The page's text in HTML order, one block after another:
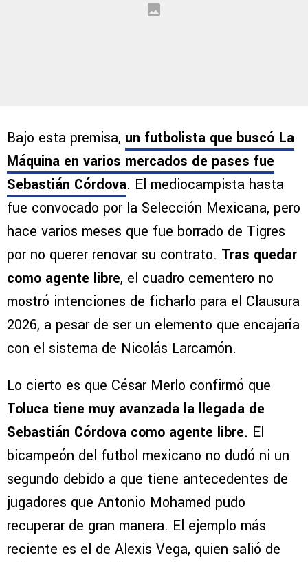
Bajo esta premisa, un futbolista que buscó La
Máquina en varios mercados de pases fue
Sebastián Córdova. El mediocampista hasta
fue convocado por la Selección Mexicana, pero
hace varios meses que fue borrado de Tigres
por no querer renovar su contrato. Tras quedar
como agente libre, el cuadro cementero no
mostró intenciones de ficharlo para el Clausura
2026, a pesar de ser un elemento que encajaría
con el sistema de Nicolás Larcamón.
Lo cierto es que César Merlo confirmó que
Toluca tiene muy avanzada la llegada de
Sebastián Córdova como agente libre. El
bicampeón del futbol mexicano no dudó ni un
segundo debido a que tiene antecedentes de
jugadores que Antonio Mohamed pudo
recuperar de gran manera. El ejemplo más
reciente es el de Alexis Vega, quien salió de